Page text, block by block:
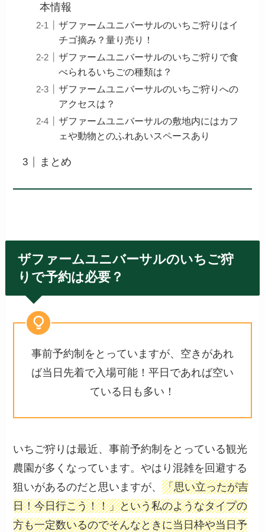
本情報
ザファームユニバーサルのいちご狩りはイ
チゴ摘み？量り売り！
ザファームユニバーサルのいちご狩りで食
べられるいちごの種類は？
ザファームユニバーサルのいちご狩りへの
アクセスは？
ザファームユニバーサルの敷地内にはカフ
ェや動物とのふれあいスペースあり
まとめ
ザファームユニバーサルのいちご狩
りで予約は必要？
事前予約制をとっていますが、空きがあれ
ば当日先着で入場可能！平日であれば空い
ている日も多い！
いちご狩りは最近、事前予約制をとっている観光
農園が多くなっています。やはり混雑を回避する
狙いがあるのだと思いますが、「思い立ったが吉
日！今日行こう！！」という私のようなタイプの
方も一定数いるのでそんなときに当日枠や当日予